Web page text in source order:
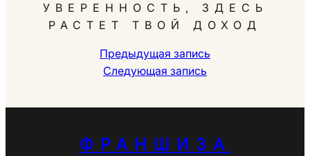
УВЕРЕННОСТЬ, ЗДЕСЬ
РАСТЕТ ТВОЙ ДОХОД
Предыдущая запись
Следующая запись
ФРАНШИЗА